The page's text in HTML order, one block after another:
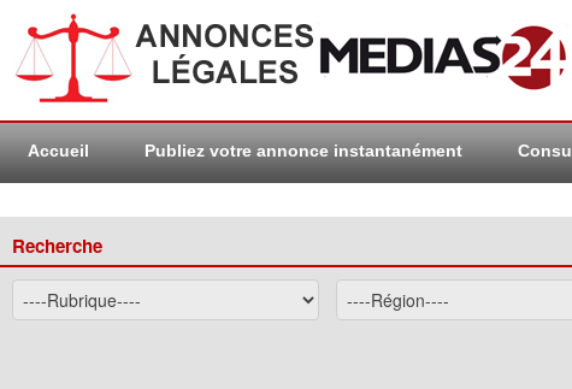
Accueil Publiez votre annonce instantanément
Recherche